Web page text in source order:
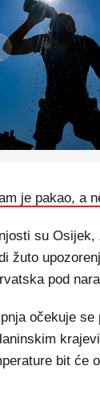
je pakao, a
su
žuto
pod
očekuje
bit će